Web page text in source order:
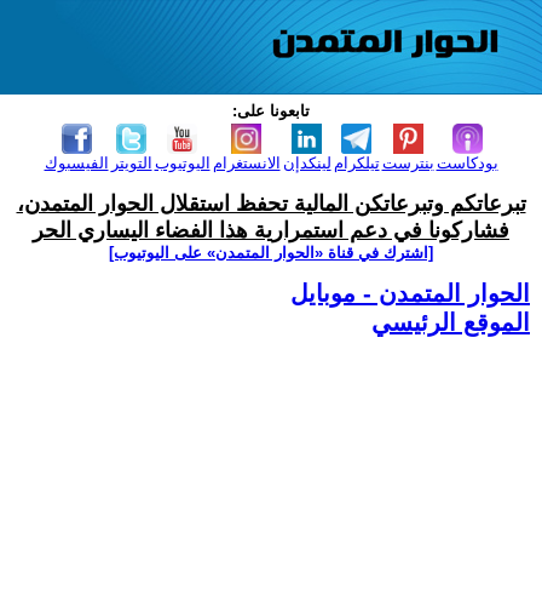
تابعونا على:
الفيسبوك التويتر اليوتيوب الانستغرام لينكدإن تيلكرامبنترست بودكاست
تبرعاتكم وتبرعاتكن المالية تحفظ استقلال الحوار المتمدن،
فشاركونا في دعم استمرارية هذا الفضاء اليساري الحر
[اشترك في قناة ‫«الحوار المتمدن» على اليوتيوب]
الحوار المتمدن - موبايل
الموقع الرئيسي